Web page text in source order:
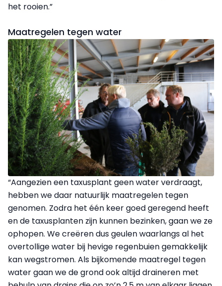
het rooien.”
Maatregelen tegen water
“Aangezien een taxusplant geen water verdraagt,
hebben we daar natuurlijk maat­regelen tegen
genomen. Zodra het één keer goed geregend heeft
en de taxusplanten zijn kunnen bezinken, gaan we ze
ophopen. We creëren dus geulen waarlangs al het
overtollige water bij hevige regenbuien gemakkelijk
kan wegstromen. Als bijkomende maatregel tegen
water gaan we de grond ook altijd draineren met